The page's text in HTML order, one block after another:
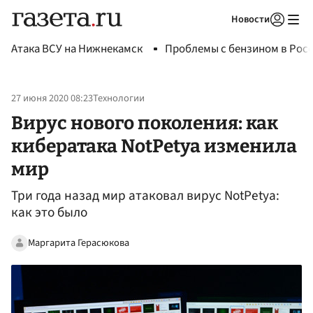
Новости
Атака ВСУ на Нижнекамск Проблемы с бензином в
27 июня 2020 08:23Технологии
Вирус нового поколения: как
кибератака NotPetya изменила
мир
Три года назад мир атаковал вирус NotPetya:
как это было
Маргарита Герасюкова